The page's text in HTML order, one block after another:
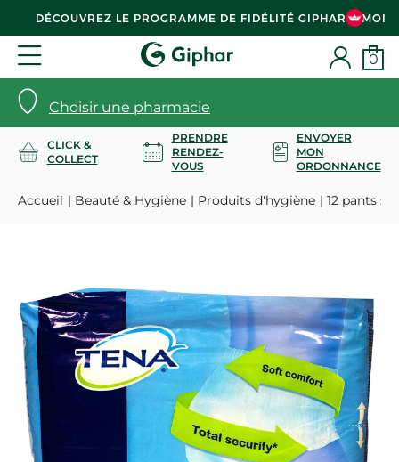
DÉCOUVREZ LE PROGRAMME DE FIDÉLITÉ GIPHAR & MOI
Choisir une pharmacie
0
CLICK &
COLLECT
PRENDRE
RENDEZ-
VOUS
ENVOYER
MON
ORDONNANCE
Accueil Beauté & Hygiène Produits d'hygiène 12 pants